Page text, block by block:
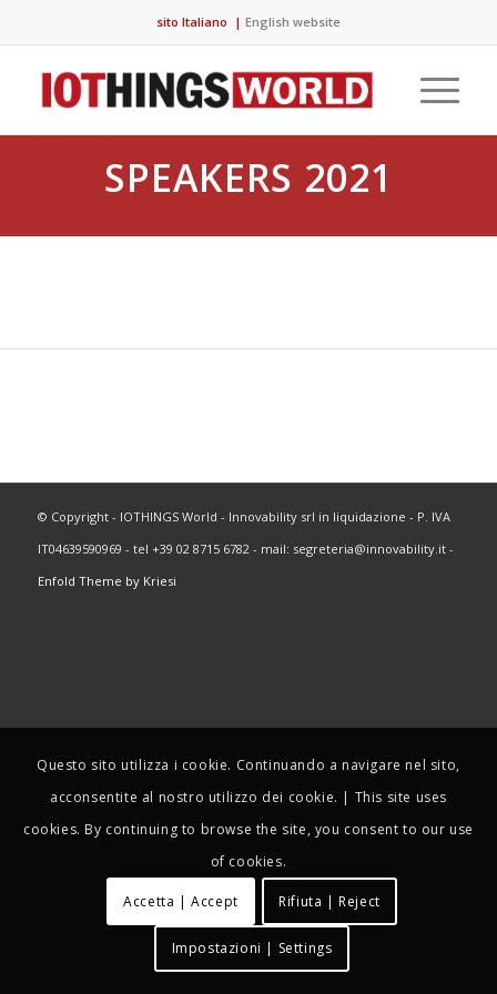
sito Italiano | English website
SPEAKERS 2021
© Copyright - IOTHINGS World - Innovability srl in liquidazione - P. IVA
IT04639590969 - tel +39 02 8715 6782 - mail: segreteria@innovability.it -
Enfold Theme by Kriesi
Questo sito utilizza i cookie. Continuando a navigare nel sito,
acconsentite al nostro utilizzo dei cookie. | This site uses
cookies. By continuing to browse the site, you consent to our use
of cookies.
Accetta | Accept Rifiuta | Reject
Impostazioni | Settings